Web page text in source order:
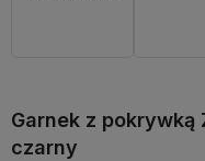
Garnek z pokrywką
czarny